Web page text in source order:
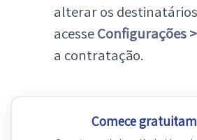
alterar os
acesseConfigurações
a contratação.
Comece